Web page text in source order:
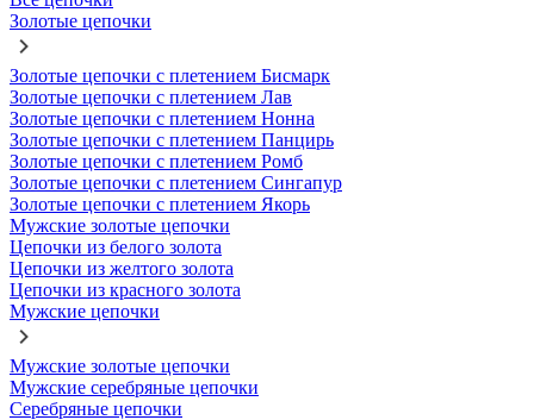
Золотые цепочки
Золотые цепочки с плетением Бисмарк
Золотые цепочки с плетением Лав
Золотые цепочки с плетением Нонна
Золотые цепочки с плетением Панцирь
Золотые цепочки с плетением Ромб
Золотые цепочки с плетением Сингапур
Золотые цепочки с плетением Якорь
Мужские золотые цепочки
Цепочки из белого золота
Цепочки из желтого золота
Цепочки из красного золота
Мужские цепочки
Мужские золотые цепочки
Мужские серебряные цепочки
Серебряные цепочки